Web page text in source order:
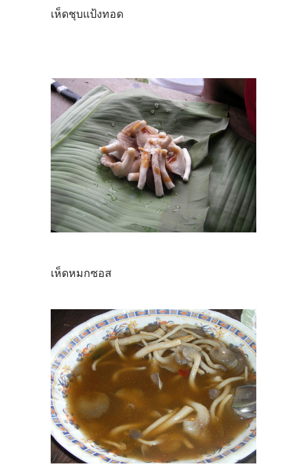
เห็ดชุบแป้งทอด
เห็ดหมกซอส